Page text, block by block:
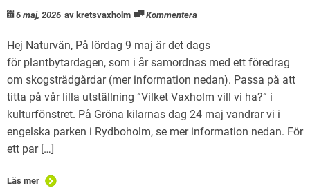
6 maj, 2026 av kretsvaxholm Kommentera
Hej Naturvän, På lördag 9 maj är det dags
för plantbytardagen, som i år samordnas med ett föredrag
om skogsträdgårdar (mer information nedan). Passa på att
titta på vår lilla utställning ”Vilket Vaxholm vill vi ha?” i
kulturfönstret. På Gröna kilarnas dag 24 maj vandrar vi i
engelska parken i Rydboholm, se mer information nedan. För
ett par […]
Läs mer